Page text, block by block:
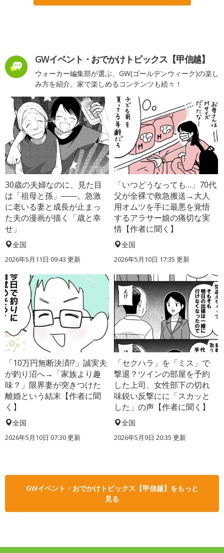
GWイベント・おでかけトピックス【甲信越】
ウォーカー編集部が選ぶ、GW(ゴールデンウィーク)の楽し
み方を紹介。家で楽しめるコンテンツも続々！
30歳の夫婦なのに、見た目
は「祖母と孫」――。急激
に老いる妻と成長が止まっ
た夫の漫画が描く「歳と幸
せ」
全国
2026年5月11日 09:43 更新
「いつどうなっても…」70代
父が全裸で救急搬送→大人
用オムツを手に最悪を覚悟
するアラサー娘の痛切な実
情【作者に聞く】
全国
2026年5月10日 17:35 更新
「10万円無断決済!?」誠実夫
が釣り沼へ→「家族より趣
味？」限界妻が突きつけた
離婚という結末【作者に聞
く】
全国
2026年5月10日 07:30 更新
「セクハラ」を「ミス」で
撃退？ツインの部屋を予約
した上司、女性部下の切れ
味鋭い反撃にに「スカッと
した」の声【作者に聞く】
全国
2026年5月9日 20:35 更新
GWイベント・おでかけトピックス【甲信越】をもっと
見る